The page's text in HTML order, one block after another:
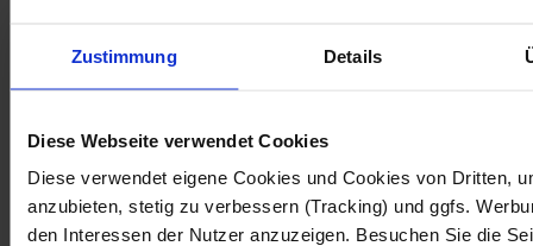
Zustimmung Details
Diese Webseite verwendet Cookies
Diese verwendet eigene Cookies und Cookies von Dritten,
anzubieten, stetig zu verbessern (Tracking) und ggfs.
den Interessen der Nutzer anzuzeigen. Besuchen Sie die